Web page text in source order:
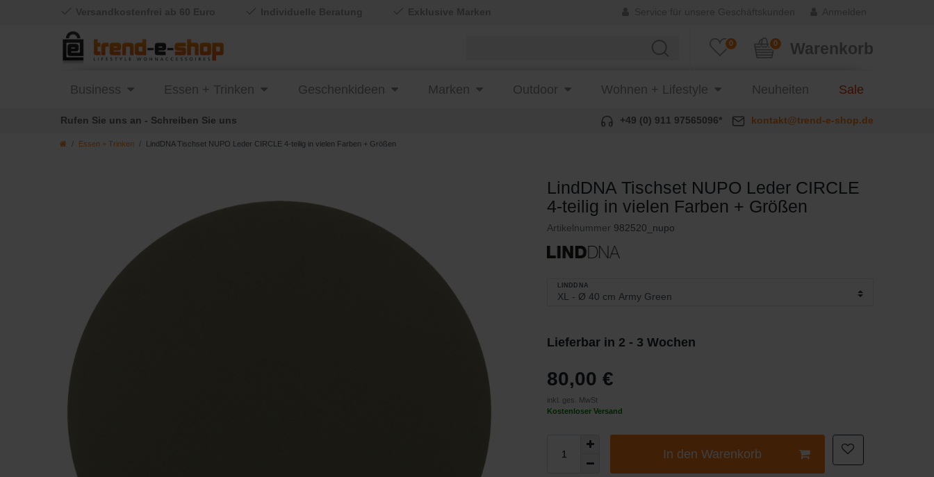
Essen + Trinken LindDNA Tischset NUPO Leder CIRCLE 4-teilig in vielen Farben + Größen
0 Warenkorb
0
Business Essen + Trinken Geschenkideen Marken Outdoor Wohnen + Lifestyle Neuheiten Sale
Rufen Sie uns an - Schreiben Sie uns +49 (0) 911 97565096* kontakt@trend-e-shop.de
LindDNA Tischset NUPO Leder CIRCLE
4-teilig in vielen Farben + Größen
Artikelnummer 982520_nupo
LINDDNA
Lieferbar in 2 - 3 Wochen
80,00 €
inkl. ges. MwSt
Kostenloser Versand
In den Warenkorb